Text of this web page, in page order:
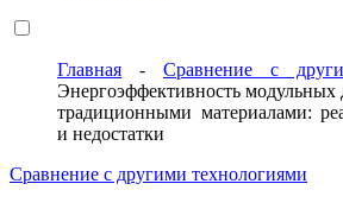
Главная - Сравнение с
Энергоэффективность
традиционными материалами:
и недостатки
Сравнение с другими технологиями